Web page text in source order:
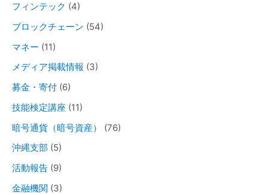
フィンテック (4)
ブロックチェーン (54)
マネー (11)
メディア掲載情報 (3)
募金・寄付 (6)
技能検定講座 (11)
暗号通貨（暗号資産）
(76)
沖縄支部 (5)
活動報告 (9)
金融機関 (3)